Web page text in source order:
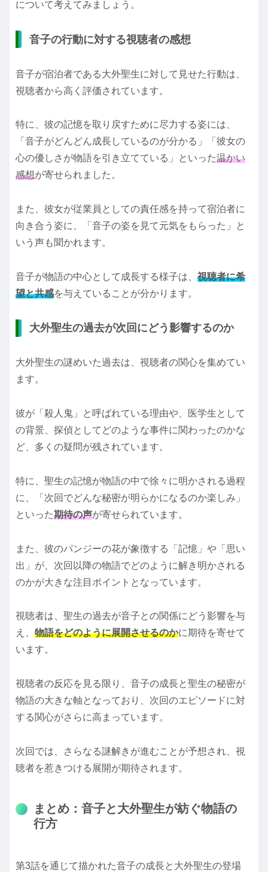
について考えてみましょう。
音子の行動に対する視聴者の感想
音子が宿泊者である大外聖生に対して見せた行動は、
視聴者から高く評価されています。
特に、彼の記憶を取り戻すために尽力する姿には、
「音子がどんどん成長しているのが分かる」「彼女の
心の優しさが物語を引き立てている」といった温かい
感想が寄せられました。
また、彼女が従業員としての責任感を持って宿泊者に
向き合う姿に、「音子の姿を見て元気をもらった」と
いう声も聞かれます。
音子が物語の中心として成長する様子は、 視聴者に希
望と共感を与えていることが分かります。
大外聖生の過去が次回にどう影響するのか
大外聖生の謎めいた過去は、視聴者の関心を集めてい
ます。
彼が「殺人鬼」と呼ばれている理由や、医学生として
の背景、探偵としてどのような事件に関わったのかな
ど、多くの疑問が残されています。
特に、聖生の記憶が物語の中で徐々に明かされる過程
に、「次回でどんな秘密が明らかになるのか楽しみ」
といった期待の声が寄せられています。
また、彼のパンジーの花が象徴する「記憶」や「思い
出」が、次回以降の物語でどのように解き明かされる
のかが大きな注目ポイントとなっています。
視聴者は、聖生の過去が音子との関係にどう影響を与
え、 物語をどのように展開させるのかに期待を寄せて
います。
視聴者の反応を見る限り、音子の成長と聖生の秘密が
物語の大きな軸となっており、次回のエピソードに対
する関心がさらに高まっています。
次回では、さらなる謎解きが進むことが予想され、視
聴者を惹きつける展開が期待されます。
まとめ：音子と大外聖生が紡ぐ物語の
行方
第3話を通じて描かれた音子の成長と大外聖生の登場